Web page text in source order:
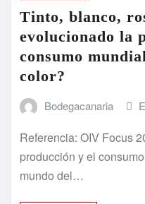
Tinto, blanco,
evolucionado la
consumo
color?
Bodegacanaria
Referencia: OIV Focus
producción y el
mundo del…